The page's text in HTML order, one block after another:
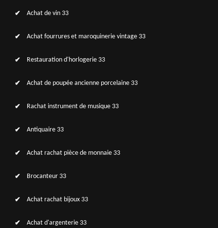
Achat de vin 33
Achat fourrures et maroquinerie vintage 33
Restauration d'horlogerie 33
Achat de poupée ancienne porcelaine 33
Rachat instrument de musique 33
Antiquaire 33
Achat rachat pièce de monnaie 33
Brocanteur 33
Achat rachat bijoux 33
Achat d'argenterie 33